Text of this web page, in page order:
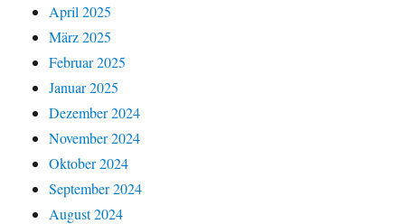
April 2025
März 2025
Februar 2025
Januar 2025
Dezember 2024
November 2024
Oktober 2024
September 2024
August 2024